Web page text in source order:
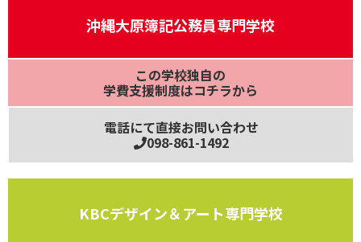
沖縄大原簿記公務員専門学校
この学校独自の
学費支援制度はコチラから
電話にて直接お問い合わせ
098-861-1492
KBCデザイン＆アート専門学校